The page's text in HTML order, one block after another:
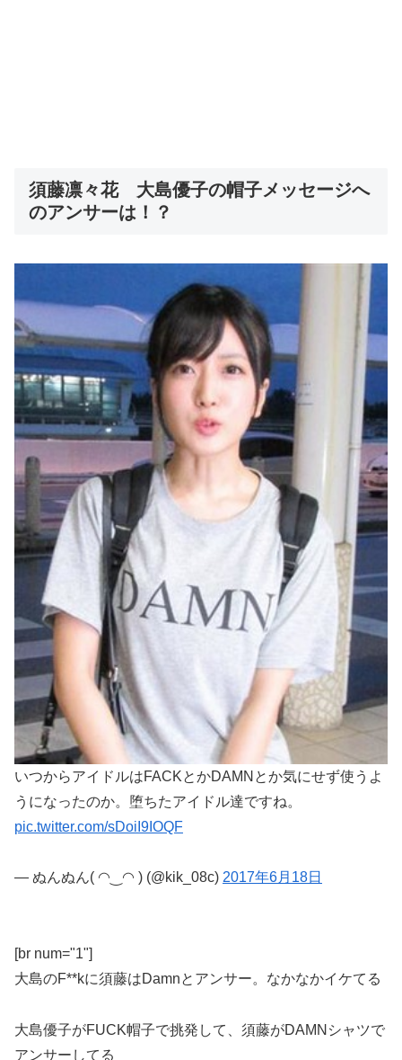
須藤凛々花 大島優子の帽子メッセージへ
のアンサーは！？
いつからアイドルはFACKとかDAMNとか気にせず使うよ
うになったのか。堕ちたアイドル達ですね。
pic.twitter.com/sDoiI9IOQF
— ぬんぬん( ◠‿◠ ) (@kik_08c) 2017年6月18日
[br num="1"]
大島のF**kに須藤はDamnとアンサー。なかなかイケてる
大島優子がFUCK帽子で挑発して、須藤がDAMNシャツで
アンサーしてる